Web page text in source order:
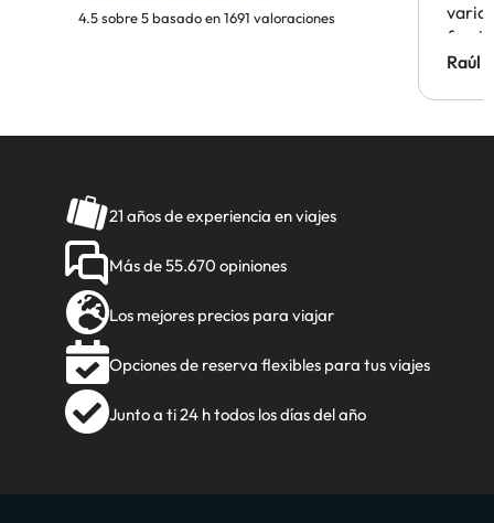
4.5 sobre 5 basado en 1691 valoraciones
Hotel
Raúl
21 años de experiencia en viajes
Más de 55.670 opiniones
Los mejores precios para viajar
Opciones de reserva flexibles para tus viajes
Junto a ti 24 h todos los días del año